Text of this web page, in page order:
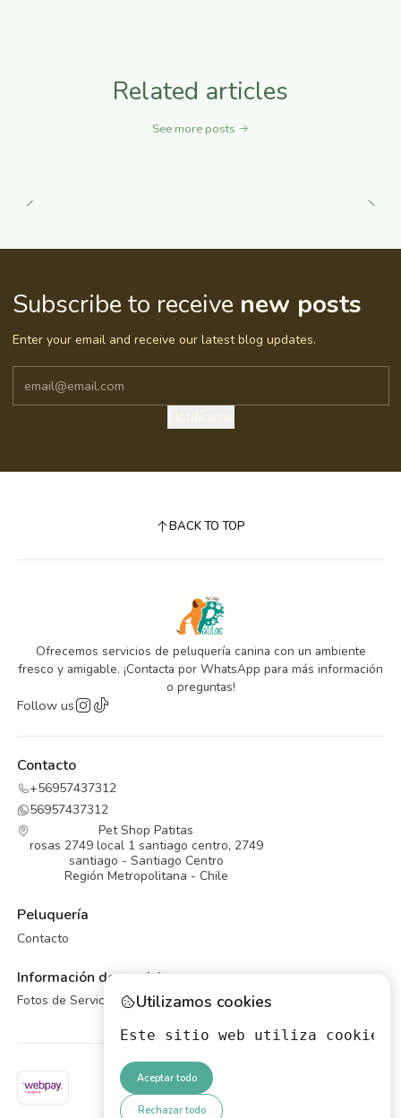
Related articles
See more posts
Subscribe to receive new posts
Enter your email and receive our latest blog updates.
BACK TO TOP
Ofrecemos servicios de peluquería canina con un ambiente
fresco y amigable. ¡Contacta por WhatsApp para más información
o preguntas!
Follow us
Contacto
+56957437312
56957437312
Pet Shop Patitas
rosas 2749 local 1 santiago centro, 2749
santiago - Santiago Centro
Región Metropolitana - Chile
Peluquería
Contacto
Información de servicios
Fotos de Servicios de Peluqueria Canina
Utilizamos cookies
Este sitio web utiliza cookies
Aceptar todo
Rechazar todo